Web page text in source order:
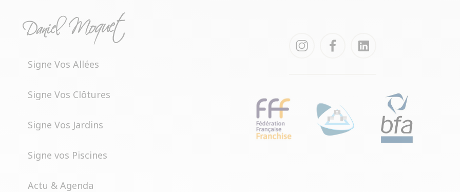
Signe Vos Allées
Signe Vos Clôtures
Signe Vos Jardins
Signe vos Piscines
Actu & Agenda